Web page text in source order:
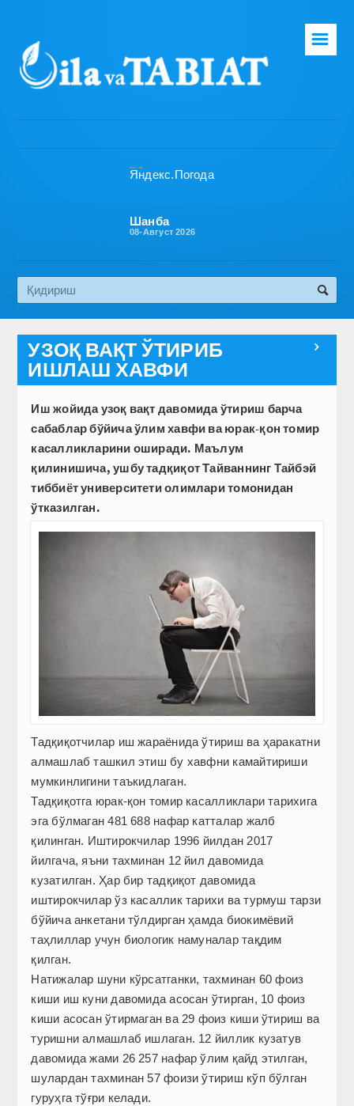
Бош саҳифа
Эко медиа
☰
Шанба
08-Август 2026

УЗОҚ ВАҚТ ЎТИРИБ
ИШЛАШ ХАВФИ
Иш жойида узоқ вақт давомида ўтириш барча
сабаблар бўйича ўлим хавфи ва юрак-қон томир
касалликларини оширади. Маълум
қилинишича, ушбу тадқиқот Тайваннинг Тайбэй
тиббиёт университети олимлари томонидан
ўтказилган.
Тадқиқотчилар иш жараёнида ўтириш ва ҳаракатни
алмашлаб ташкил этиш бу хавфни камайтириши
мумкинлигини таъкидлаган.
Тадқиқотга юрак-қон томир касалликлари тарихига
эга бўлмаган 481 688 нафар катталар жалб
қилинган. Иштирокчилар 1996 йилдан 2017
йилгача, яъни тахминан 12 йил давомида
кузатилган. Ҳар бир тадқиқот давомида
иштирокчилар ўз касаллик тарихи ва турмуш тарзи
бўйича анкетани тўлдирган ҳамда биокимёвий
таҳлиллар учун биологик намуналар тақдим
қилган.
Натижалар шуни кўрсатганки, тахминан 60 фоиз
киши иш куни давомида асосан ўтирган, 10 фоиз
киши асосан ўтирмаган ва 29 фоиз киши ўтириш ва
туришни алмашлаб ишлаган. 12 йиллик кузатув
давомида жами 26 257 нафар ўлим қайд этилган,
шулардан тахминан 57 фоизи ўтириш кўп бўлган
гуруҳга тўғри келади.